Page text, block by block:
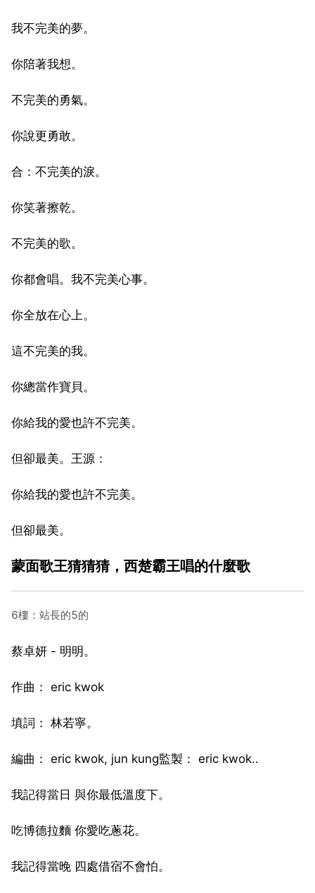
我不完美的夢。
你陪著我想。
不完美的勇氣。
你說更勇敢。
合：不完美的淚。
你笑著擦乾。
不完美的歌。
你都會唱。我不完美心事。
你全放在心上。
這不完美的我。
你總當作寶貝。
你給我的愛也許不完美。
但卻最美。王源：
你給我的愛也許不完美。
但卻最美。
蒙面歌王猜猜猜，西楚霸王唱的什麼歌
6樓：站長的5的
蔡卓妍 - 明明。
作曲： eric kwok
填詞： 林若寧。
編曲： eric kwok, jun kung監製： eric kwok..
我記得當日 與你最低溫度下。
吃博德拉麵 你愛吃蔥花。
我記得當晚 四處借宿不會怕。